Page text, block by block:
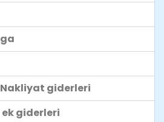
Nakliyat giderleri
giderleri